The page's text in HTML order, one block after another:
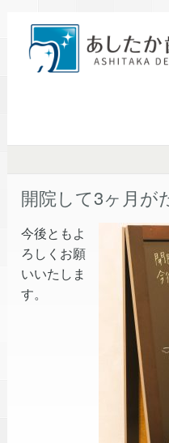
開院して3ヶ月が
今後ともよ
ろしくお願
いいたしま
す。